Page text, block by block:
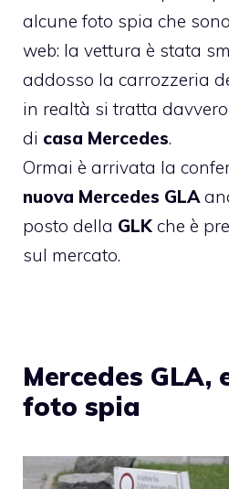
alcune foto spia che
web: la vettura è stata
addosso la carrozzeria
in realtà si tratta
di casa Mercedes.
Ormai è arrivata la
nuova Mercedes GLA
posto della GLK che è
sul mercato.
Mercedes GLA,
foto spia